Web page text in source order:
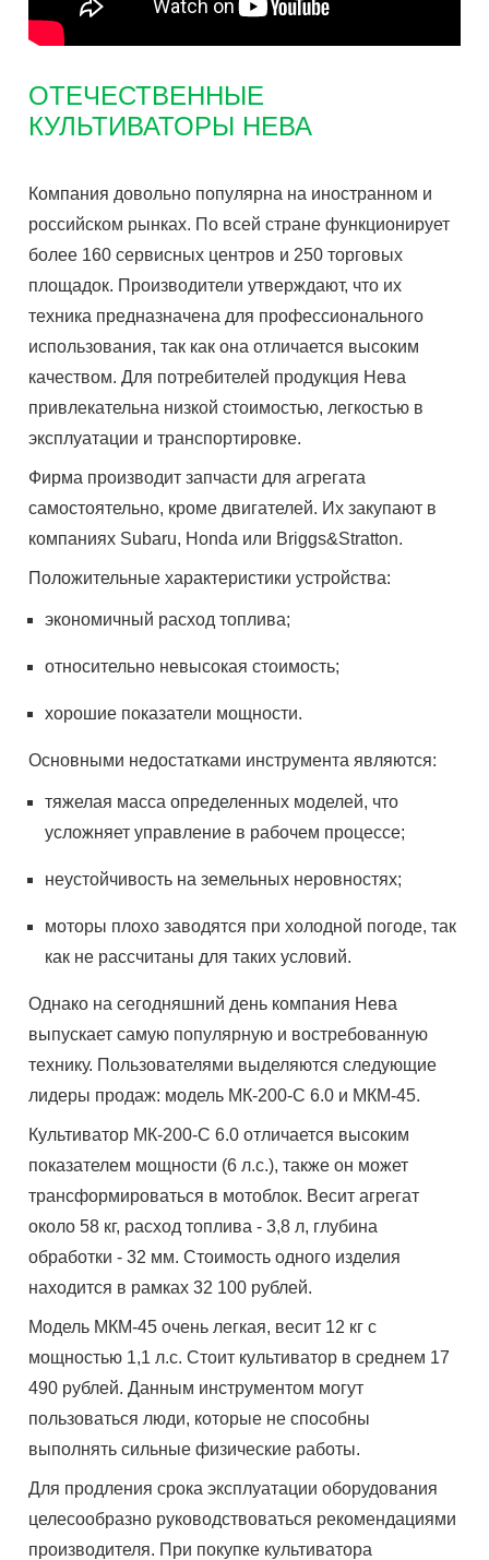
ОТЕЧЕСТВЕННЫЕ
КУЛЬТИВАТОРЫ НЕВА
Компания довольно популярна на иностранном и
российском рынках. По всей стране функционирует
более 160 сервисных центров и 250 торговых
площадок. Производители утверждают, что их
техника предназначена для профессионального
использования, так как она отличается высоким
качеством. Для потребителей продукция Нева
привлекательна низкой стоимостью, легкостью в
эксплуатации и транспортировке.
Фирма производит запчасти для агрегата
самостоятельно, кроме двигателей. Их закупают в
компаниях Subaru, Honda или Briggs&Stratton.
Положительные характеристики устройства:
экономичный расход топлива;
относительно невысокая стоимость;
хорошие показатели мощности.
Основными недостатками инструмента являются:
тяжелая масса определенных моделей, что
усложняет управление в рабочем процессе;
неустойчивость на земельных неровностях;
моторы плохо заводятся при холодной погоде, так
как не рассчитаны для таких условий.
Однако на сегодняшний день компания Нева
выпускает самую популярную и востребованную
технику. Пользователями выделяются следующие
лидеры продаж: модель МК-200-С 6.0 и МКМ-45.
Культиватор МК-200-С 6.0 отличается высоким
показателем мощности (6 л.с.), также он может
трансформироваться в мотоблок. Весит агрегат
около 58 кг, расход топлива - 3,8 л, глубина
обработки - 32 мм. Стоимость одного изделия
находится в рамках 32 100 рублей.
Модель МКМ-45 очень легкая, весит 12 кг с
мощностью 1,1 л.с. Стоит культиватор в среднем 17
490 рублей. Данным инструментом могут
пользоваться люди, которые не способны
выполнять сильные физические работы.
Для продления срока эксплуатации оборудования
целесообразно руководствоваться рекомендациями
производителя. При покупке культиватора